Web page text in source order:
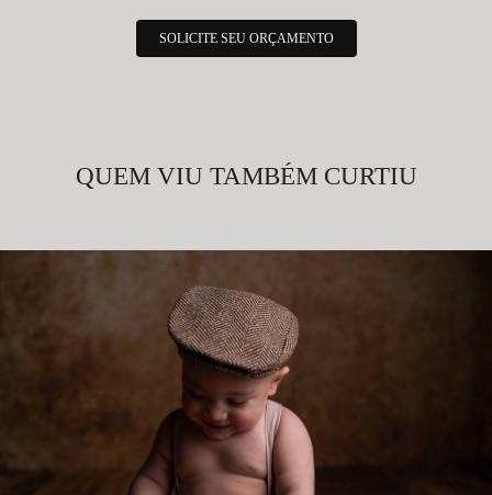
SOLICITE SEU ORÇAMENTO
QUEM VIU TAMBÉM CURTIU